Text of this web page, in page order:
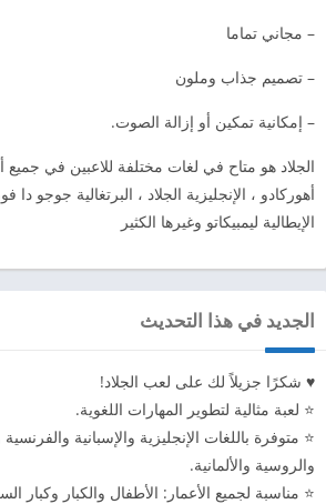
– مجاني تماما
– تصميم جذاب وملون
– إمكانية تمكين أو إزالة الصوت.
الجلاد هو متاح في لغات مختلفة للاعبين في جميع
أهوركادو ، الإنجليزية الجلاد ، البرتغالية جوجو دا
الإيطالية ليمبيكاتو وغيرها الكثير
الجديد في هذا التحديث
♥ شكرًا جزيلاً لك على لعب الجلاد!
⭐️ لعبة مثالية لتطوير المهارات اللغوية.
⭐️ متوفرة باللغات الإنجليزية والإسبانية والفرنسية
والروسية والألمانية.
⭐️ مناسبة لجميع الأعمار: الأطفال والكبار وكبار